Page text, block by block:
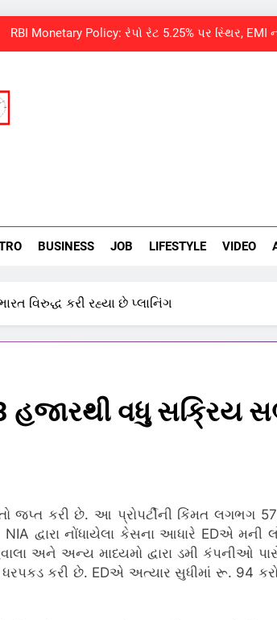
RBI Monetary Policy: રેપો રેટ 5.25% પર સ્થિર, EMI
બન્યું સરળ: શરૂ થઈ તત્કાલ સુવિધા, જાણો સંપૂર્ણ
રાવતનું 74 વર્ષની વયે નિધન, બ્લડ કેન્સર સામે હારી
અયોધ્યા બેઠક પરથી પવન પાંડેને 2027 માટે બનાવાયા
BUSINESS JOB LIFESTYLE VIDEO
વિરુદ્ધ કરી રહ્યા છે પ્લાનિંગ
હજારથી વધુ સક્રિય
જપ્ત કરી છે. આ પ્રોપર્ટીની કિંમત લગભગ
દ્વારા નોંધાયેલા કેસના આધારે EDએ મની
અને અન્ય માધ્યમો દ્વારા ડમી કંપનીઓ
કરી છે. EDએ અત્યાર સુધીમાં રૂ. 94